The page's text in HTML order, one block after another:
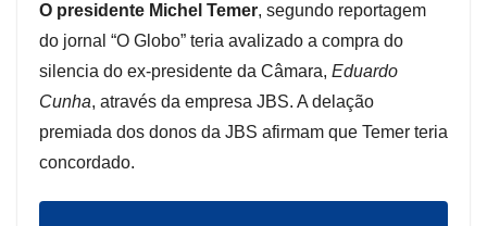
O presidente Michel Temer, segundo reportagem
do jornal “O Globo” teria avalizado a compra do
silencia do ex-presidente da Câmara, Eduardo
Cunha, através da empresa JBS. A delação
premiada dos donos da JBS afirmam que Temer teria
concordado.